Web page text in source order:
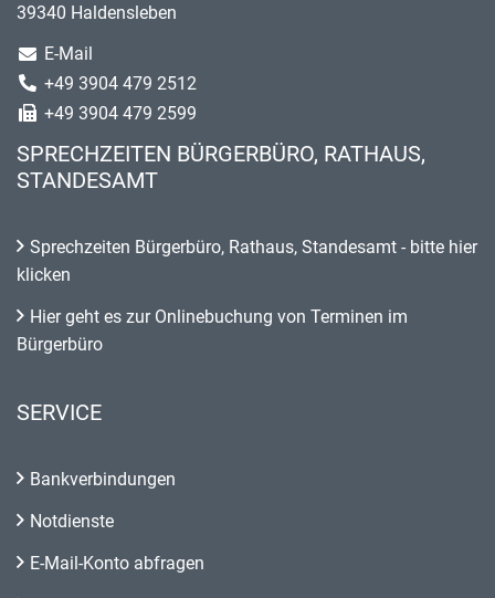
39340 Haldensleben
E-Mail
+49 3904 479 2512
+49 3904 479 2599
SPRECHZEITEN BÜRGERBÜRO, RATHAUS,
STANDESAMT
Sprechzeiten Bürgerbüro, Rathaus, Standesamt - bitte hier
klicken
Hier geht es zur Onlinebuchung von Terminen im
Bürgerbüro
SERVICE
Bankverbindungen
Notdienste
E-Mail-Konto abfragen